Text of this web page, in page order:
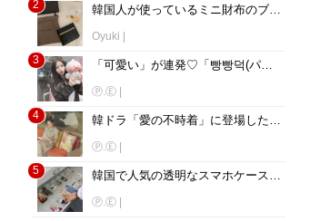
2
韓国人が使っているミニ財布のブランドをチェック♡【男性版】
Oyuki
3
「可愛い」が連発♡「빵빵덕(パンパント)」の洋服＆関連グッズ集！
Ⓟ.Ⓔ|
4
韓ドラ「愛の不時着」に登場した！お洒落インテリアアイテム12選♡
Ⓟ.Ⓔ|
5
韓国で人気の透明なスマホケースって？おすすめブランド紹介♡
Ⓟ.Ⓔ|